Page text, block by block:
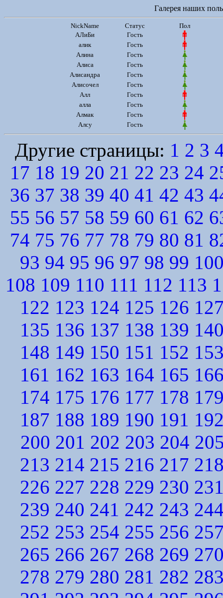
Галерея наших
NickName Статус
Пол
АЛиБи
Гость
алик
Гость
Алина
Гость
Алиса
Гость
Алисандра
Гость
Алисочел
Гость
Алл
Гость
алла
Гость
Алмак
Гость
Алсу
Гость
Другие страницы: 1 2 3
17 18 19 20 21 22 23 24
36 37 38 39 40 41 42 43
55 56 57 58 59 60 61 62
74 75 76 77 78 79 80 81
93 94 95 96 97 98 99
108 109 110 111 112 113
122 123 124 125 126
135 136 137 138 139
148 149 150 151 152
161 162 163 164 165
174 175 176 177 178
187 188 189 190 191
200 201 202 203 204
213 214 215 216 217
226 227 228 229 230
239 240 241 242 243
252 253 254 255 256
265 266 267 268 269
278 279 280 281 282